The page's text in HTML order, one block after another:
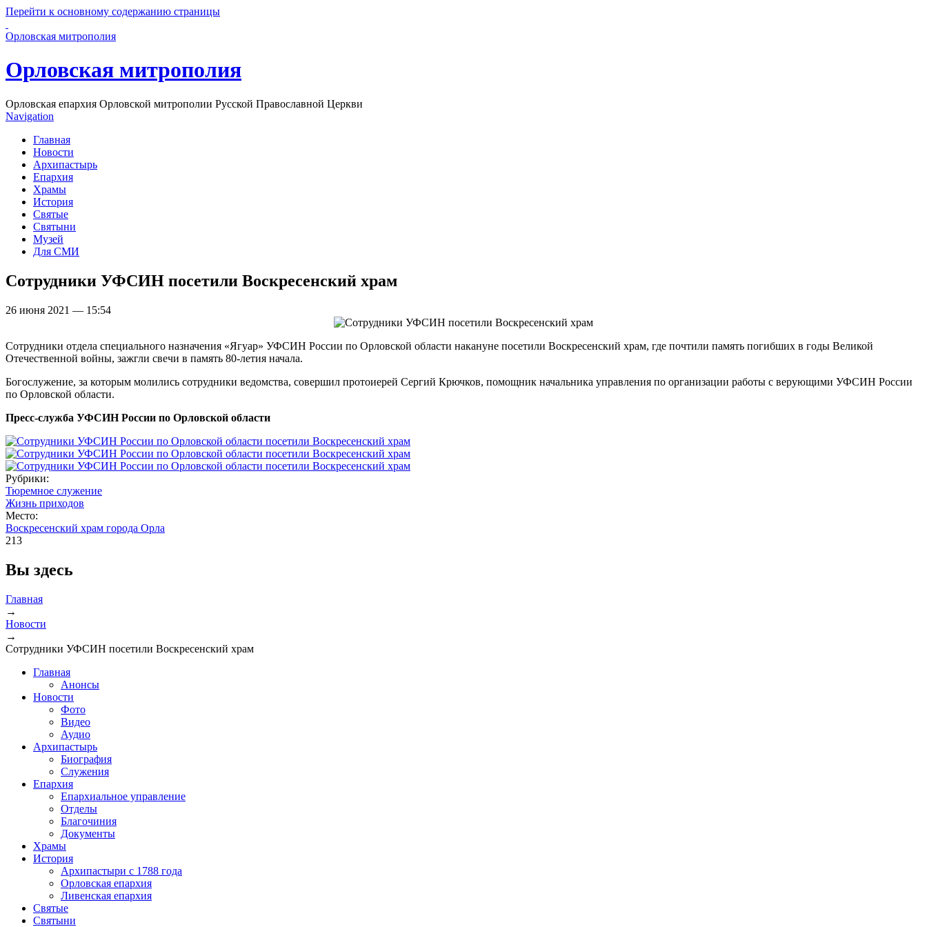
Перейти к основному содержанию страницы
Орловская митрополия
Орловская митрополия
Орловская епархия Орловской митрополии Русской Православной Церкви
Navigation
Главная
Новости
Архипастырь
Епархия
Храмы
История
Святые
Святыни
Музей
Для СМИ
Сотрудники УФСИН посетили Воскресенский храм
26 июня 2021 — 15:54
Сотрудники отдела специального назначения «Ягуар» УФСИН России по Орловской области накануне посетили Воскресенский храм, где почтили память погибших в годы Великой
Отечественной войны, зажгли свечи в память 80-летия начала.
Богослужение, за которым молились сотрудники ведомства, совершил протоиерей Сергий Крючков, помощник начальника управления по организации работы с верующими УФСИН России
по Орловской области.
Пресс-служба УФСИН России по Орловской области
Рубрики:
Тюремное служение
Жизнь приходов
Место:
Воскресенский храм города Орла
213
Вы здесь
Главная
→
Новости
→
Сотрудники УФСИН посетили Воскресенский храм
Главная
Анонсы
Новости
Фото
Видео
Аудио
Архипастырь
Биография
Служения
Епархия
Епархиальное управление
Отделы
Благочиния
Документы
Храмы
История
Архипастыри с 1788 года
Орловская епархия
Ливенская епархия
Святые
Святыни